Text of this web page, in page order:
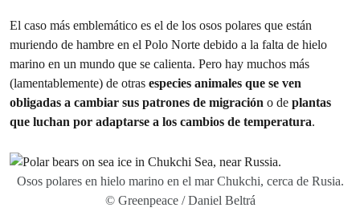
El caso más emblemático es el de los osos polares que están
muriendo de hambre en el Polo Norte debido a la falta de hielo
marino en un mundo que se calienta. Pero hay muchos más
(lamentablemente) de otras especies animales que se ven
obligadas a cambiar sus patrones de migración o de plantas
que luchan por adaptarse a los cambios de temperatura.
Osos polares en hielo marino en el mar Chukchi, cerca de Rusia.
© Greenpeace / Daniel Beltrá